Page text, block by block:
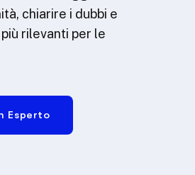
chiarire i dubbi e
rilevanti per le
Esperto